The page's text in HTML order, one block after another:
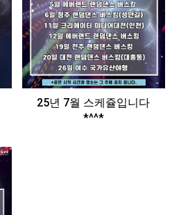
25년 7월 스케쥴입니다
*^^*